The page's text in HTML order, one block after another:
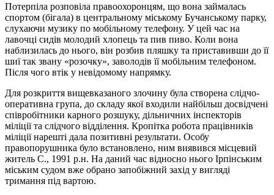
Потерпіла розповіла правоохоронцям, що вона займалась
спортом (бігала) в центральному міському Бучанському парку,
слухаючи музику по мобільному телефону. У цей час на
лавочці сидів молодий хлопець та пив пиво. Коли вона
наблизилась до нього, він розбив пляшку та приставивши до її
шиї так звану «розочку», заволодів її мобільним телефоном.
Після чого втік у невідомому напрямку.
Для розкриття вищевказаного злочину була створена слідчо-
оперативна група, до складу якої входили найбільш досвідчені
співробітники карного розшуку, дільничних інспекторів
міліції та слідчого відділення. Кропітка робота працівників
міліції нарешті дала позитивні результати. Особу
правопорушника було встановлено, ним виявився місцевий
житель С., 1991 р.н. На даний час відносно нього Ірпінським
міським судом вже обрано запобіжний захід у вигляді
тримання під вартою.